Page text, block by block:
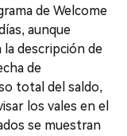
de Welcome
aunque
la descripción de
de
total del saldo,
los vales en el
se muestran